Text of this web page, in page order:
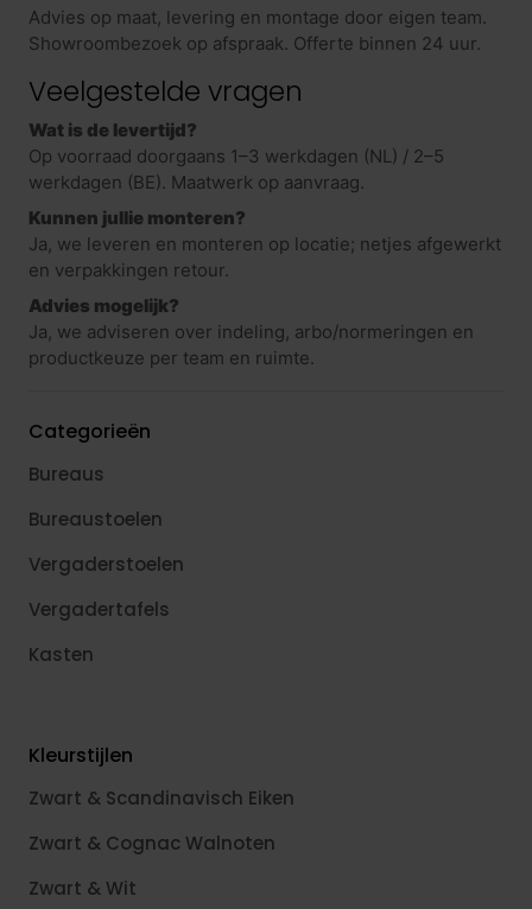
Advies op maat, levering en montage door eigen team.
Showroombezoek op afspraak. Offerte binnen 24 uur.
Veelgestelde vragen
Wat is de levertijd?
Op voorraad doorgaans 1–3 werkdagen (NL) / 2–5
werkdagen (BE). Maatwerk op aanvraag.
Kunnen jullie monteren?
Ja, we leveren en monteren op locatie; netjes afgewerkt
en verpakkingen retour.
Advies mogelijk?
Ja, we adviseren over indeling, arbo/normeringen en
productkeuze per team en ruimte.
Categorieën
Bureaus
Bureaustoelen
Vergaderstoelen
Vergadertafels
Kasten
Kleurstijlen
Zwart & Scandinavisch Eiken
Zwart & Cognac Walnoten
Zwart & Wit